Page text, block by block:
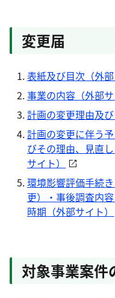
変更届
表紙及び目次（外部
事業の内容（外部サ
計画の変更理由及
計画の変更に伴う
びその理由、見直
サイト）
環境影響評価手続
更）・事後調査内
時期（外部サイト）
対象事業案件